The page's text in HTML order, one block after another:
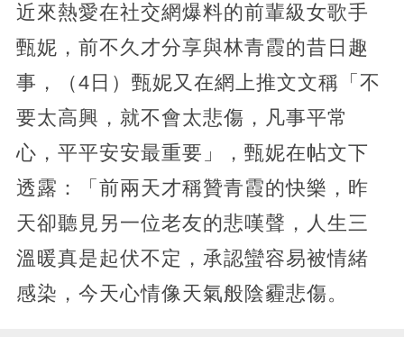
近來熱愛在社交網爆料的前輩級女歌手
甄妮，前不久才分享與林青霞的昔日趣
事，（4日）甄妮又在網上推文文稱「不
要太高興，就不會太悲傷，凡事平常
心，平平安安最重要」，甄妮在帖文下
透露：「前兩天才稱贊青霞的快樂，昨
天卻聽見另一位老友的悲嘆聲，人生三
溫暖真是起伏不定，承認蠻容易被情緒
感染，今天心情像天氣般陰霾悲傷。